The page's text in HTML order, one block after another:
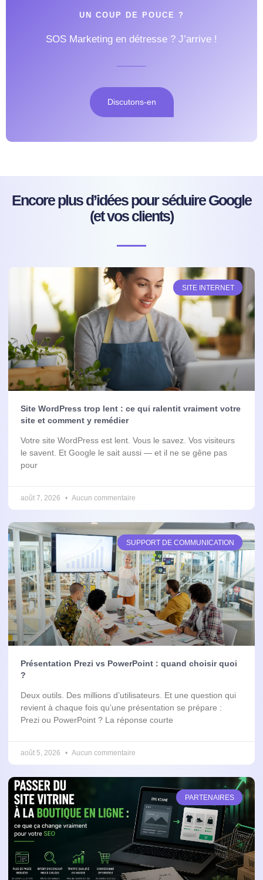
UN COUP DE POUCE ?
SOS Marketing en détresse ? J’arrive !
Discutons-en
Encore plus d’idées pour séduire Google
(et vos clients)
SITE INTERNET
Site WordPress trop lent : ce qui ralentit vraiment votre
site et comment y remédier
Votre site WordPress est lent. Vous le savez. Vos visiteurs
le savent. Et Google le sait aussi — et il ne se gêne pas
pour
août 7, 2026 Aucun commentaire
SUPPORT DE COMMUNICATION
Présentation Prezi vs PowerPoint : quand choisir quoi
?
Deux outils. Des millions d’utilisateurs. Et une question qui
revient à chaque fois qu’une présentation se prépare :
Prezi ou PowerPoint ? La réponse courte
août 5, 2026 Aucun commentaire
PARTENAIRES